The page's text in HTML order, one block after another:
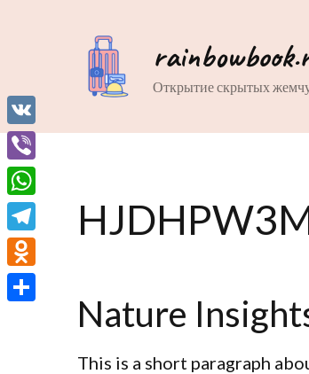
Открытие скрытых
Nature
This is a short paragraph
VK
Viber
WhatsApp
Telegram
Odnoklassniki